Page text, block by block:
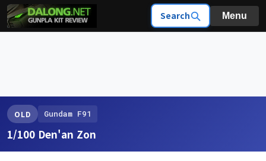
Search Menu
OLD Gundam F91
1/100 Den'an Zon